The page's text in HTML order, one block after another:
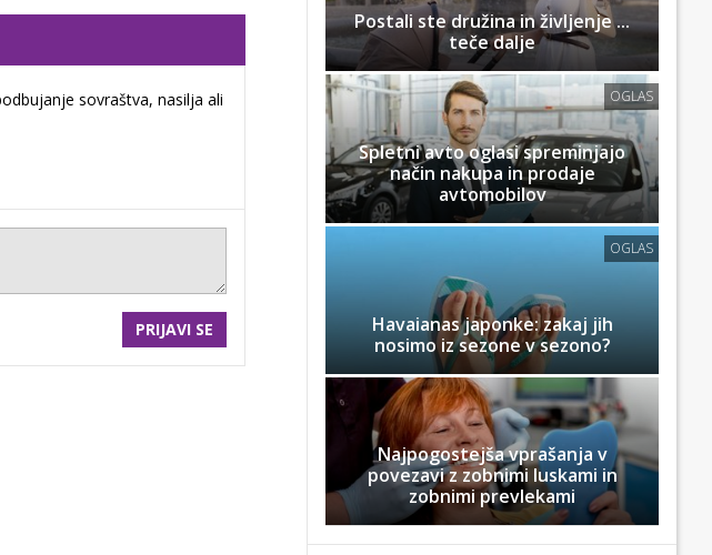
sovraštva, nasilja ali
PRIJAVI SE
Postali ste družina in življenje ...
teče dalje
OGLAS
Spletni avto oglasi spreminjajo
način nakupa in prodaje
avtomobilov
OGLAS
Havaianas japonke: zakaj jih
nosimo iz sezone v sezono?
Najpogostejša vprašanja v
povezavi z zobnimi luskami in
zobnimi prevlekami